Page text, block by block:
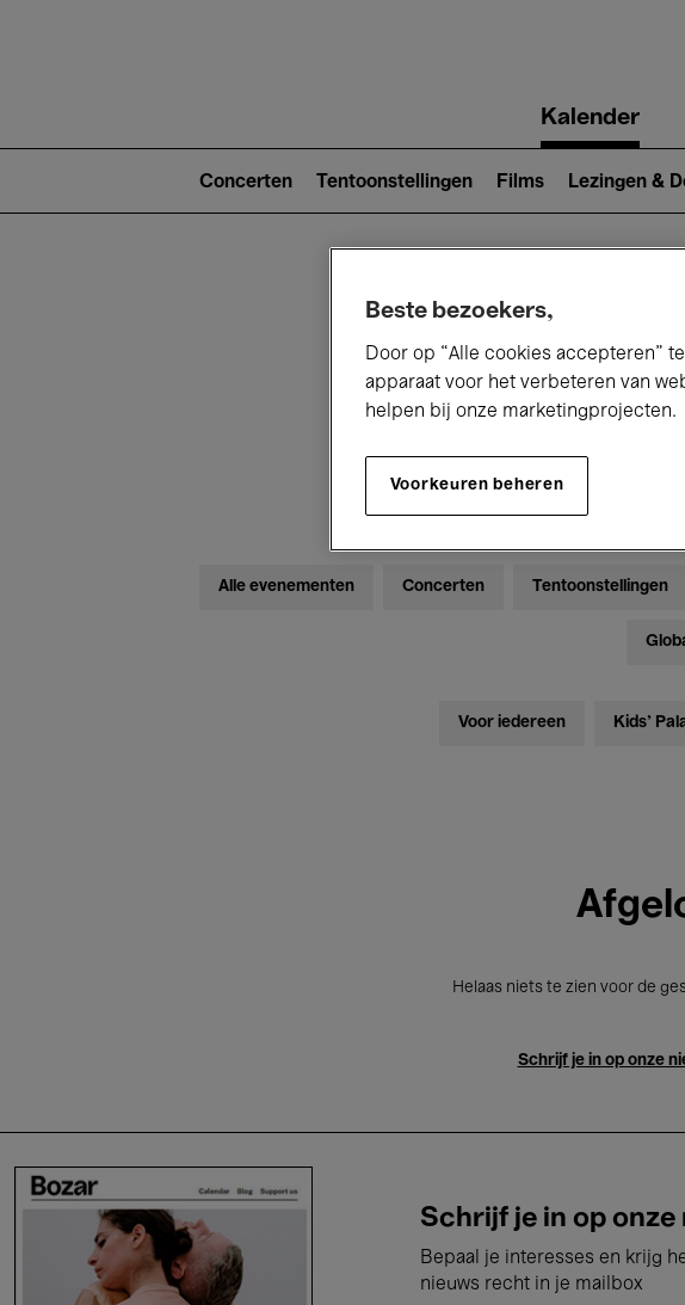
navigationKalender
2)
Concerten Tentoonstellingen Films Lezingen &
Vrijdag
Alle evenementen Concerten Tentoonstellingen
Voor iedereen Kids’
Helaas niets te zien voor de
Schrijf je in op onze
Schrijf je in op
Bepaal je interesses en krijg
nieuws recht in je mailbox
Beste bezoekers,
Door op “Alle cookies accepteren”
apparaat voor het verbeteren van
helpen bij onze marketingprojecten.
Voorkeuren beheren